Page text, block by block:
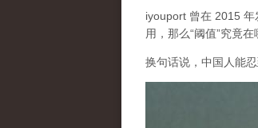
iyouport 曾在 2015 年
用，那么“阈值”究竟在
换句话说，中国人能